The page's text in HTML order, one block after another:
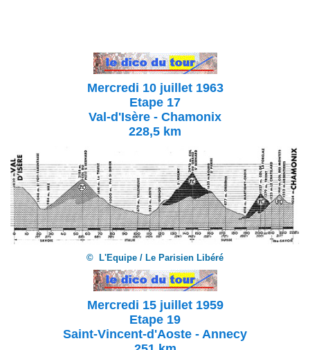
Mercredi 10 juillet 1963
Etape 17
Val-d'Isère - Chamonix
228,5 km
© L'Equipe / Le Parisien Libéré
Mercredi 15 juillet 1959
Etape 19
Saint-Vincent-d'Aoste - Annecy